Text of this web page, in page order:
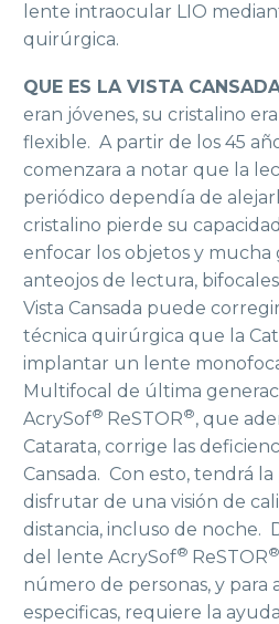
lente intraocular LIO
quirúrgica.
QUE ES LA VISTA
eran jóvenes, su cristalino
flexible. A partir de los 45
comenzara a notar que la
periódico dependía de
cristalino pierde su
enfocar los objetos y
anteojos de lectura,
Vista Cansada puede
técnica quirúrgica que la
implantar un lente
Multifocal de última
AcrySof® ReSTOR®, que
Catarata, corrige las
Cansada. Con esto, tendrá
disfrutar de una visión de
distancia, incluso de noche.
del lente AcrySof® ReSTOR®
número de personas, y para
especificas, requiere la